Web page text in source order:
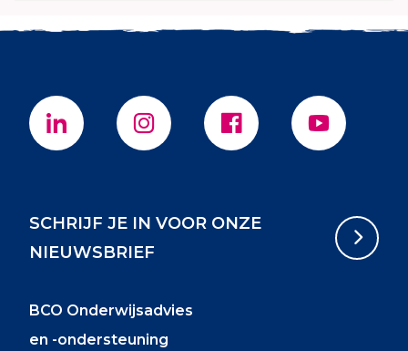
SCHRIJF JE IN VOOR ONZE
NIEUWSBRIEF
BCO Onderwijsadvies
en -ondersteuning